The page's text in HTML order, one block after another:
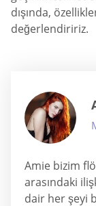
dışında,
değerlendiririz.
Amie bizim
arasındaki
dair her şeyi